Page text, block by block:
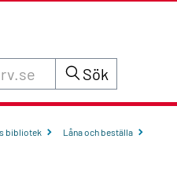
siten prv.se Sök
bibliotek
Låna och beställa